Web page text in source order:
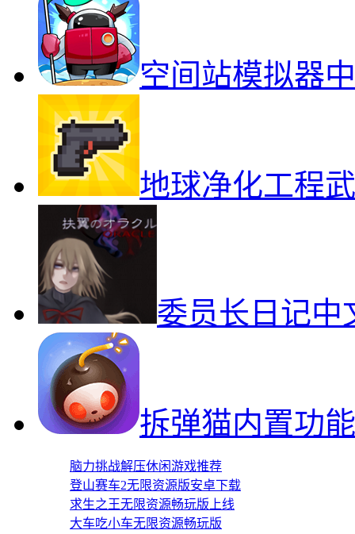
空间站模拟器
地球净化工程
委员长日记中
拆弹猫内置功
脑力挑战解压休闲游戏推荐
登山赛车2无限资源版安卓下载
求生之王无限资源畅玩版上线
大车吃小车无限资源畅玩版